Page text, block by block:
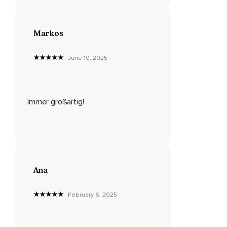
Ich bin gesund,
Ich bin zufrieden,
Ich bin im Fluss des Lebens,
Markos
June 10, 2025
Immer großartig!
Ana
February 6, 2025